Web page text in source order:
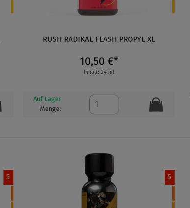
RUSH RADIKAL FLASH PROPYL XL
10,50 €*
Inhalt: 24 ml
Auf Lager
Menge:
5 5